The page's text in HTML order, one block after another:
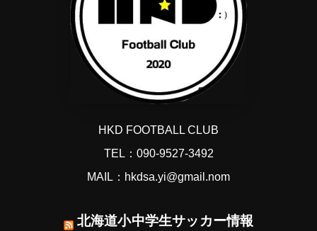
HKD FOOTBALL CLUB
TEL：090-9527-3492
MAIL：hkdsa.yi@gmail.nom
北海道小中学生サッカー情報